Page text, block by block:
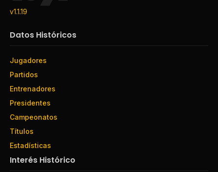
v1.1.19
Datos Históricos
Jugadores
Partidos
Entrenadores
Presidentes
Campeonatos
Títulos
Estadísticas
Interés Histórico